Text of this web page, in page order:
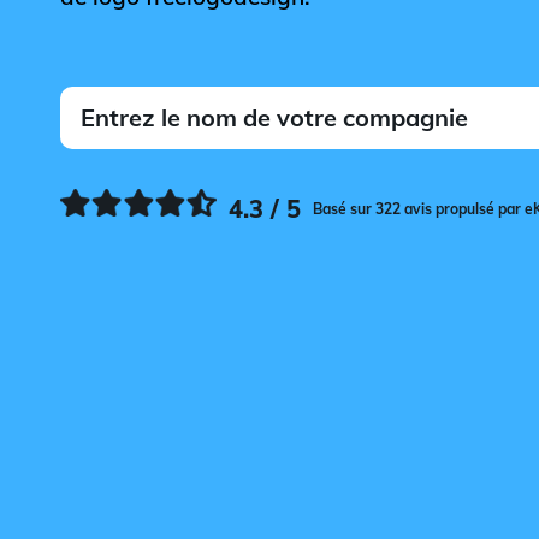
4.3 / 5 Basé sur 322 avis propulsé par